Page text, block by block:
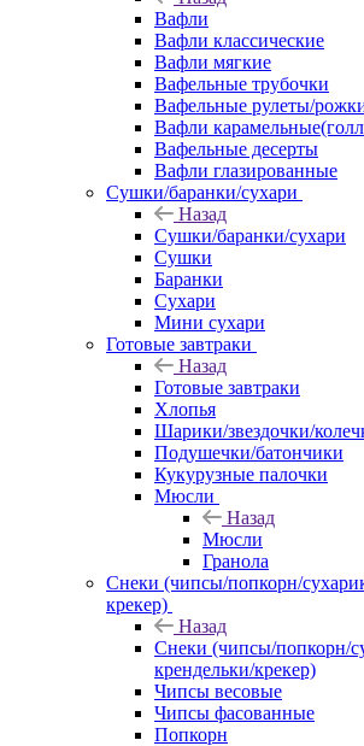
Вафли
Вафли классические
Вафли мягкие
Вафельные трубочки
Вафельные рулеты/
Вафли
Вафельные десерты
Вафли глазированные
Сушки/баранки/сухари
Назад
Сушки/баранки/сухари
Сушки
Баранки
Сухари
Мини сухари
Готовые завтраки
Назад
Готовые завтраки
Хлопья
Шарики/звездочки/
Подушечки/батончики
Кукурузные палочки
Мюсли
Назад
Мюсли
Гранола
Снеки (чипсы/попкорн/
крекер)
Назад
Снеки (чипсы/попкорн/
крендельки/крекер)
Чипсы весовые
Чипсы фасованные
Попкорн